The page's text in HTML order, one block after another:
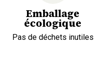
Emballage
écologique
Pas de déchets inutiles